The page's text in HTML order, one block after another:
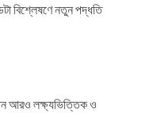
বিশ্লেষণে নতুন পদ্ধতি
আরও লক্ষ্যভিত্তিক ও